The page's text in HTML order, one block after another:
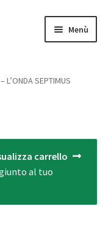
Menù
L’ONDA SEPTIMUS
carrello
al tuo